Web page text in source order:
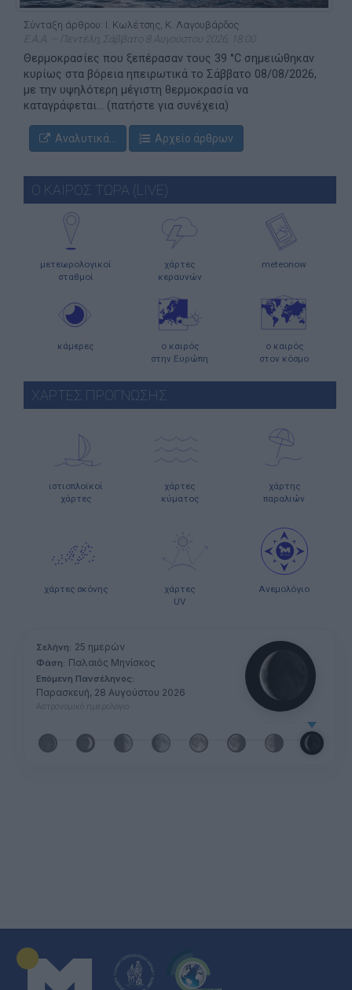
Σύνταξη άρθρου: Ι. Κωλέτσης, Κ. Λαγουβάρδος
Ε.Α.Α. – Πεντέλη, Σάββατο 8 Αυγούστου 2026, 18:00
Θερμοκρασίες που ξεπέρασαν τους 39 °C σημειώθηκαν
κυρίως στα βόρεια ηπειρωτικά το Σάββατο 08/08/2026,
με την υψηλότερη μέγιστη θερμοκρασία να
καταγράφεται... (πατήστε για συνέχεια)
Αναλυτικά... Αρχείο άρθρων
Ο ΚΑΙΡΟΣ ΤΩΡΑ (LIVE)
μετεωρολογικοί
σταθμοί
χάρτες
κεραυνών
meteonow
κάμερες
ο καιρός
στην Ευρώπη
ο καιρός
στον κόσμο
ΧΑΡΤΕΣ ΠΡΟΓΝΩΣΗΣ
ιστιοπλοϊκοί
χάρτες
χάρτες
κύματος
χάρτης
παραλιών
χάρτες σκόνης
χάρτες
UV
Ανεμολόγιο
Σελήνη: 25 ημερών
Φάση: Παλαιός Μηνίσκος
Επόμενη Πανσέληνος:
Παρασκευή, 28 Αυγούστου 2026
Αστρονομικό ημερολόγιο